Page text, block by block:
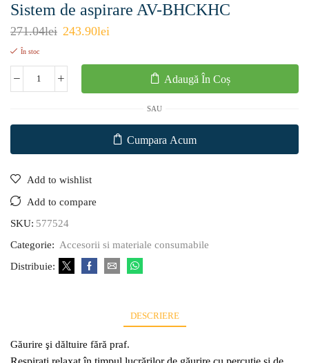
Sistem de aspirare AV-BHCKHC
271.04lei 243.90lei
În stoc
Adaugă În Coș
SAU
Cumpara Acum
Add to wishlist
Add to compare
SKU: 577524
Categorie: Accesorii si materiale consumabile
Distribuie:
DESCRIERE
Găurire şi dăltuire fără praf.